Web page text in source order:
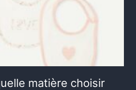
matière choisir